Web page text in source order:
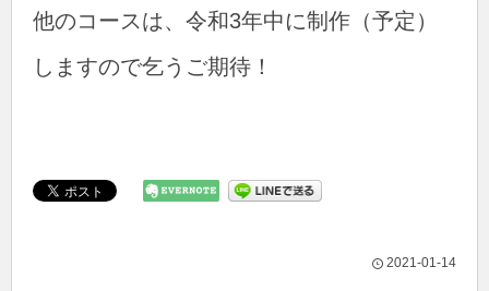
他のコースは、令和3年中に制作（予定）
しますので乞うご期待！
2021-01-14